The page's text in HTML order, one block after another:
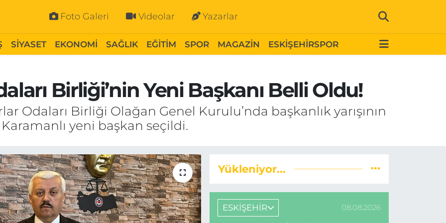
Foto Galeri Videolar Yazarlar
SİYASET EKONOMİ SAĞLIK EĞİTİM SPOR MAGAZİN ESKİŞEHİRSPOR
Birliği’nin Yeni Başkanı Belli Oldu!
Odaları Birliği Olağan Genel Kurulu’nda başkanlık yarışının
yeni başkan seçildi.
Yükleniyor...
ESKİŞEHİR 08.08.2026